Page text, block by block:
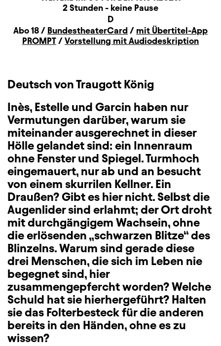
BeschreibungInformation
Dauer und Pausen2 Stunden - keine Pause
D
Zusatzinformation
Abo 18 / BundestheaterCard / mit Übertitel-App
PROMPT / Vorstellung mit Audiodeskription
Deutsch von Traugott König
Inès, Estelle und Garcin haben nur
Vermutungen darüber, warum sie
miteinander ausgerechnet in dieser
Hölle gelandet sind: ein Innenraum
ohne Fenster und Spiegel. Turmhoch
eingemauert, nur ab und an besucht
von einem skurrilen Kellner. Ein
Draußen? Gibt es hier nicht. Selbst die
Augenlider sind erlahmt; der Ort droht
mit durchgängigem Wachsein, ohne
die erlösenden „schwarzen Blitze“ des
Blinzelns. Warum sind gerade diese
drei Menschen, die sich im Leben nie
begegnet sind, hier
zusammengepfercht worden? Welche
Schuld hat sie hierhergeführt? Halten
sie das Folterbesteck für die anderen
bereits in den Händen, ohne es zu
wissen?